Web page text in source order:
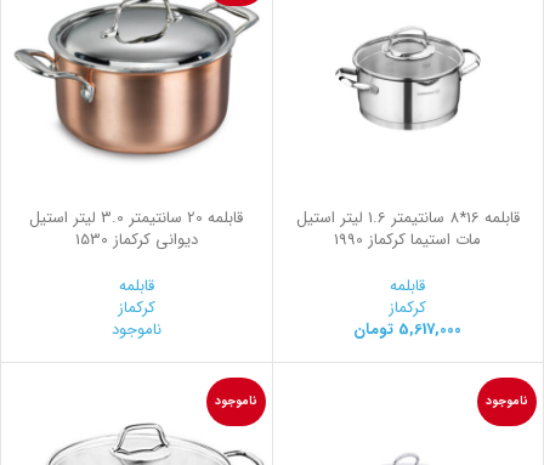
قابلمه 16*8 سانتیمتر 1.6 لیتر استیل
مات استیما کرکماز 1990
قابلمه
کرکماز
5,617,000 تومان
قابلمه 20 سانتیمتر 3.0 لیتر استیل
ديواني کرکماز 1530
قابلمه
کرکماز
ناموجود
ناموجود ناموجود